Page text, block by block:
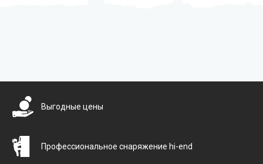
Выгодные цены
Профессиональное снаряжение hi-end